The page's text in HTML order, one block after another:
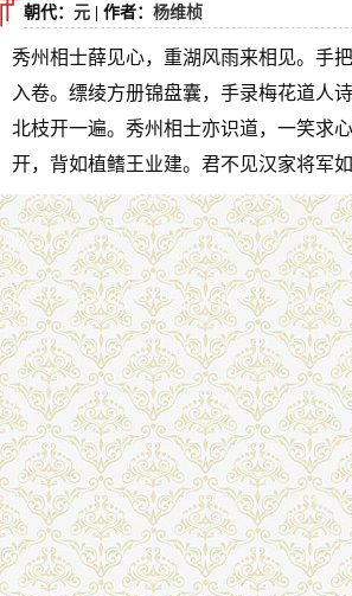
朝代： 元 | 作者： 杨维桢
秀州相士薛见心，重湖风雨来相见。手
入卷。缥绫方册锦盘囊，手录梅花道人
北枝开一遍。秀州相士亦识道，一笑求
开，背如植鳍王业建。君不见汉家将军